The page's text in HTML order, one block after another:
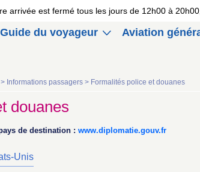
arrivée est fermé tous les jours de 12h00 à
Guide du voyageur Aviation
Informations passagers > Formalités police et douanes
douanes
de destination : www.diplomatie.gouv.fr
Unis